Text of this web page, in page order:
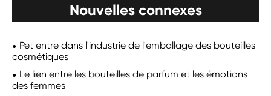
Nouvelles connexes
Pet entre dans l'industrie de l'emballage des bouteilles
cosmétiques
Le lien entre les bouteilles de parfum et les émotions
des femmes